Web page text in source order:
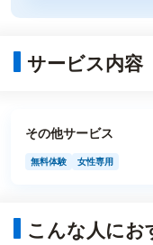
サービス内容
その他サービス
無料体験 女性専用
こんな人にお